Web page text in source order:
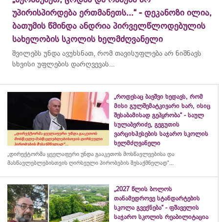
უპირისპირდება ერთმანეთს...“ - დეკანოზი ილია,
ბათუმის წმინდა ანდრია პირველწლოდებულის
სახელობის სკოლის ხელმძღვანელი
შვილებს უნდა ავუხსნათ, რომ თავისუფლება არ ნიშნავს
სხვისი უფლების დარღვევას...
„როდესაც ბავშვი ხედავს, რომ
მისი გულშემატკივარი ხარ, ისიც
შესაბამისად გეპყრობა“ - საულ
სულაბერიძე, გეგუთის
ვარციხჰესების საჯარო სკოლის
ხელმძღვანელი
„დირექტორმა ყველაფერი უნდა გააკეთოს მოსწავლეებისა და
მასწავლებლებისთვის ღირსეული პირობების შესაქმნელად“...
„2027 წლის ბოლოს
თანამედროვე სტანდარტების
სკოლა გვექნება“ - ფშაველის
საჯარო სკოლის რეაბილიტაცია